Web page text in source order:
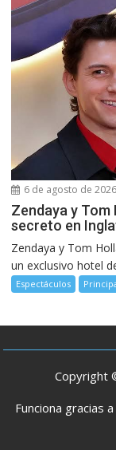
6 de agosto de 2026
Zendaya y Tom
secreto en
Zendaya y Tom
un exclusivo hotel
Espectáculos
Copyright
Funciona gracias